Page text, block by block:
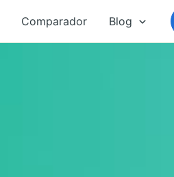
Comparador Blog